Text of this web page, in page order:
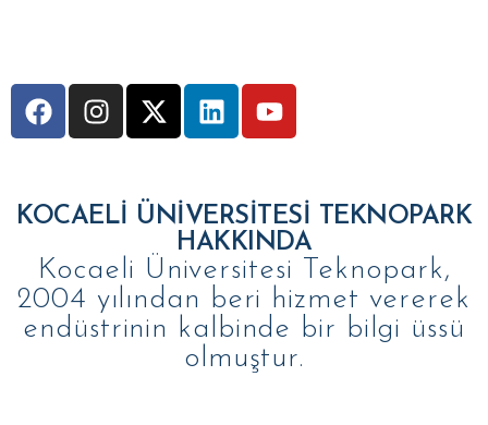
KOCAELİ ÜNİVERSİTESİ TEKNOPARK
HAKKINDA
Kocaeli Üniversitesi Teknopark,
2004 yılından beri hizmet vererek
endüstrinin kalbinde bir bilgi üssü
olmuştur.